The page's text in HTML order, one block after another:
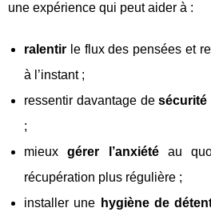
une expérience qui peut aider à :
ralentir le flux des pensées et
à l’instant ;
ressentir davantage desécurité
;
mieuxgérer l’anxiétéau
récupération plus régulière ;
installer une hygiène de